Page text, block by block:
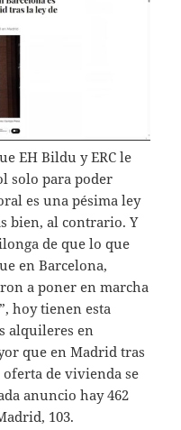
EH Bildu y ERC le
solo para poder
es una pésima ley
bien, al contrario. Y
de que lo que
en Barcelona,
a poner en marcha
hoy tienen esta
alquileres en
que en Madrid tras
de vivienda se
anuncio hay 462
103.